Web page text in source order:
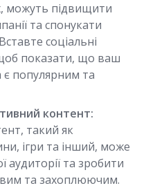
можуть підвищити
та спонукати
соціальні
показати, що ваш
є популярним та
контент:
такий як
ігри та інший, може
аудиторії та зробити
та захоплюючим.